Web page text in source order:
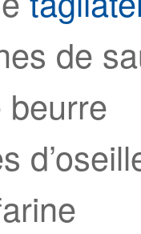
de